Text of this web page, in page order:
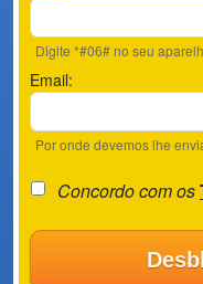
Digite *#06# no seu
Email:
Por onde devemos lhe
Concordo com os